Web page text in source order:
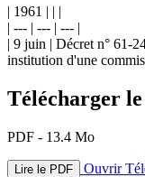
| 1961 | | |
| --- | --- | --- |
| 9 juin | Décret n° 61-
institution d'une
Télécharger
PDF - 13.4 Mo
Lire le PDF Ouvrir